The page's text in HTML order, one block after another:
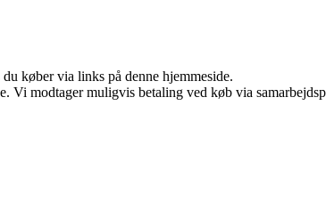
køber via links på denne hjemmeside.
modtager muligvis betaling ved køb via